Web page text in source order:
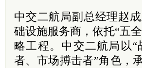
中交二航局副总经理赵
础设施服务商，依托“五
略工程。中交二航局以
者、市场搏击者”角色，